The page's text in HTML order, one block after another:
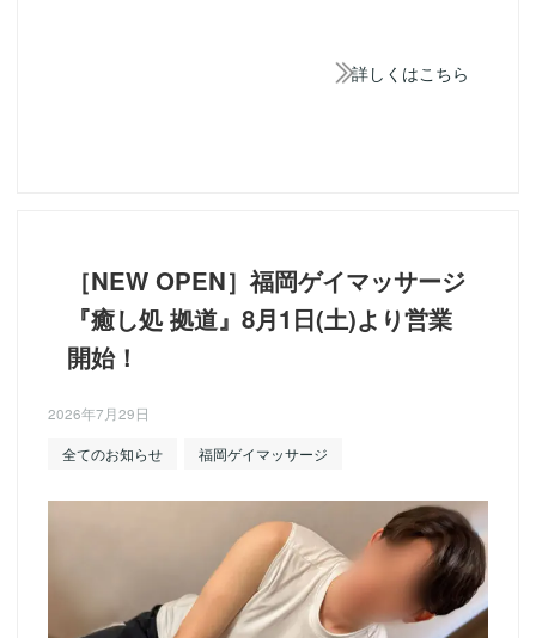
詳しくはこちら
［NEW OPEN］福岡ゲイマッサージ
『癒し処 拠道』8月1日(土)より営業
開始！
2026年7月29日
全てのお知らせ
福岡ゲイマッサージ